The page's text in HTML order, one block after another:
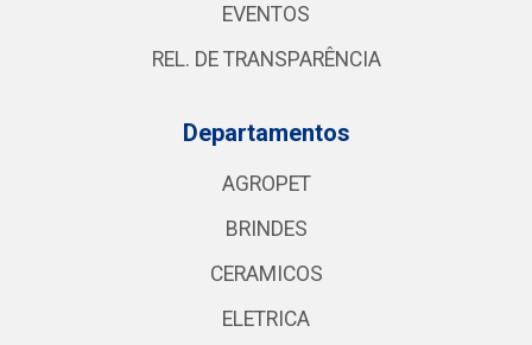
EVENTOS
REL. DE TRANSPARÊNCIA
Departamentos
AGROPET
BRINDES
CERAMICOS
ELETRICA